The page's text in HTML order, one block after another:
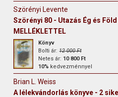
Szörényi Levente
Szörényi 80 - Utazás Ég és
MELLÉKLETTEL
Könyv
Bolti ár:12 000 Ft
Netes ár: 10 800 Ft
10% kedvezménnyel
Brian L. Weiss
A lélekvándorlás könyve - 2